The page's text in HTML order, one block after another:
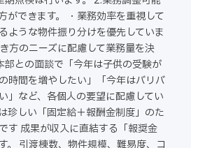
ができます。 ・業務効率を重視して
ような物件振り分けを優先していま
方のニーズに配慮して業務量を決
部との面談で「今年は子供の受験が
時間を増やしたい」「今年はバリバ
」など、各個人の要望に配慮してい
珍しい「固定給＋報酬金制度」のた
す 成果が収入に直結する「報奨金
。 引渡棟数、物件規模、難易度、コ